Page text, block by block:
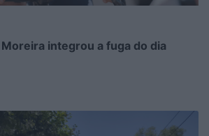
integrou a fuga do dia